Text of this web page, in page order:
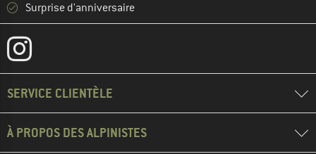
Surprise d'anniversaire
SERVICE CLIENTÈLE
À PROPOS DES ALPINISTES